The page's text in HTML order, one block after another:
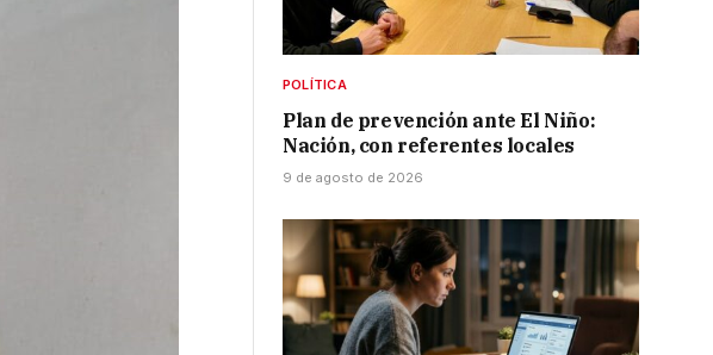
POLÍTICA
Plan de prevención ante El Niño:
Nación, con referentes locales
9 de agosto de 2026